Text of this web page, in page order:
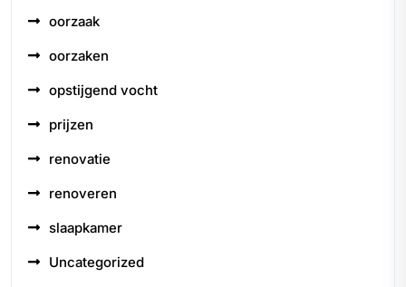
oorzaak
oorzaken
opstijgend vocht
prijzen
renovatie
renoveren
slaapkamer
Uncategorized